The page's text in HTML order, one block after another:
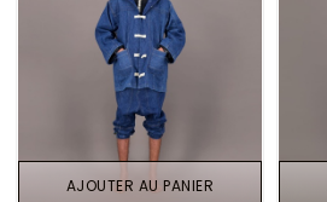
AJOUTER AU PANIER